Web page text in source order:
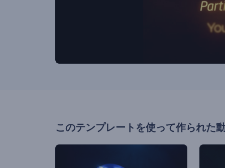
このテンプレートを使って作られた